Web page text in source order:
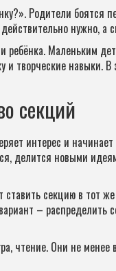
Родители боятся
нужно,
ребёнка. Маленьким
и творческие навыки.
секций
интерес и
делится новыми
секцию в тот
–
чтение. Они не